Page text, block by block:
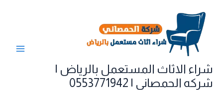
المحتوى
شراء الاثاث المستعمل بالرياض |
شركه الحمصاني | 0553771942